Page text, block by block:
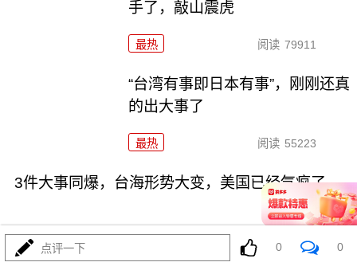
手了，敲山震虎
最热 阅读 79911
“台湾有事即日本有事”，刚刚还真
的出大事了
最热 阅读 55223
3件大事同爆，台海形势大变，美国已经气疯了
点评一下 0 0